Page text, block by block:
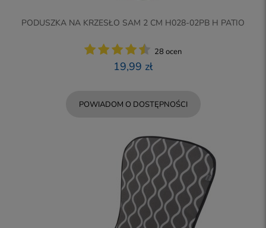
PODUSZKA NA KRZESŁO SAM 2 CM H028-02PB H PATIO
28 ocen
19,99 zł
POWIADOM O DOSTĘPNOŚCI